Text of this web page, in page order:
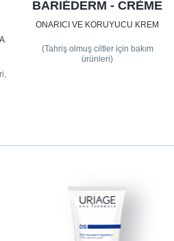
BARIÉDERM - CRÈME
ONARICI VE KORUYUCU KREM
(Tahriş olmuş ciltler için bakım
ürünleri)